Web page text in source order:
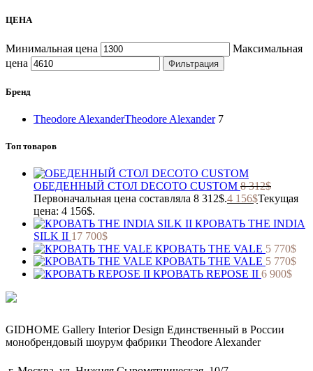
ЦЕНА
Минимальная цена
Максимальная
цена
Фильтрация
Бренд
Theodore AlexanderTheodore Alexander 7
Топ товаров
ОБЕДЕННЫЙ СТОЛ DECOTO CUSTOM 8 312$
Первоначальная цена составляла 8 312$.4 156$Текущая
цена: 4 156$.
КРОВАТЬ THE INDIA
SILK II 17 700$
КРОВАТЬ THE VALE 5 770$
КРОВАТЬ THE VALE 5 770$
КРОВАТЬ REPOSE II 6 900$
GIDHOME Gallery Interior Design Единственный в России
монобрендовый шоурум фабрики Theodore Alexander